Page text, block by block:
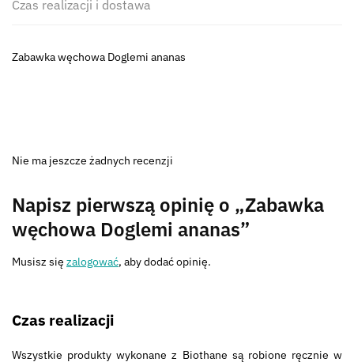
Czas realizacji i dostawa
Zabawka węchowa Doglemi ananas
Nie ma jeszcze żadnych recenzji
Napisz pierwszą opinię o „Zabawka
węchowa Doglemi ananas”
Musisz się zalogować, aby dodać opinię.
Czas realizacji
Wszystkie produkty wykonane z Biothane są robione ręcznie w